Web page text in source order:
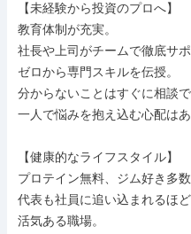
【未経験から投資のプロへ】
教育体制が充実。
社長や上司がチームで徹底サポ
ゼロから専門スキルを伝授。
分からないことはすぐに相談で
一人で悩みを抱え込む心配はあ
【健康的なライフスタイル】
プロテイン無料、ジム好き多数
代表も社員に追い込まれるほど
活気ある職場。